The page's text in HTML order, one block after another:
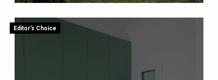
Editor's Choice